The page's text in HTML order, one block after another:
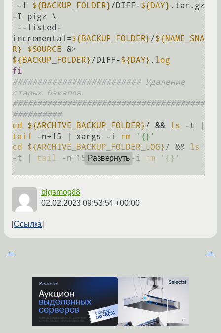
-f ${BACKUP_FOLDER} /DIFF-${DAY} .tar.gz
-I pigz \
incremental=${BACKUP_FOLDER} /${NAME_SNA
R}
$SOURCE
${BACKUP_FOLDER} /DIFF-${DAY} . log
fi
########################## Удаление
старых бэкапов
#######################################
##########
cd
${ARCHIVE_BACKUP_FOLDER} / && ls
-t |
tail -n+15 | xargs -i rm
'{}'
cd
${ARCHIVE_BACKUP_FOLDER_LOG} / && ls
-t | tail -n+15 | xargs -i rm '{}'
Развернуть
bigsmog88
02.02.2023 09:53:54 +00:00
Ссылка
← →